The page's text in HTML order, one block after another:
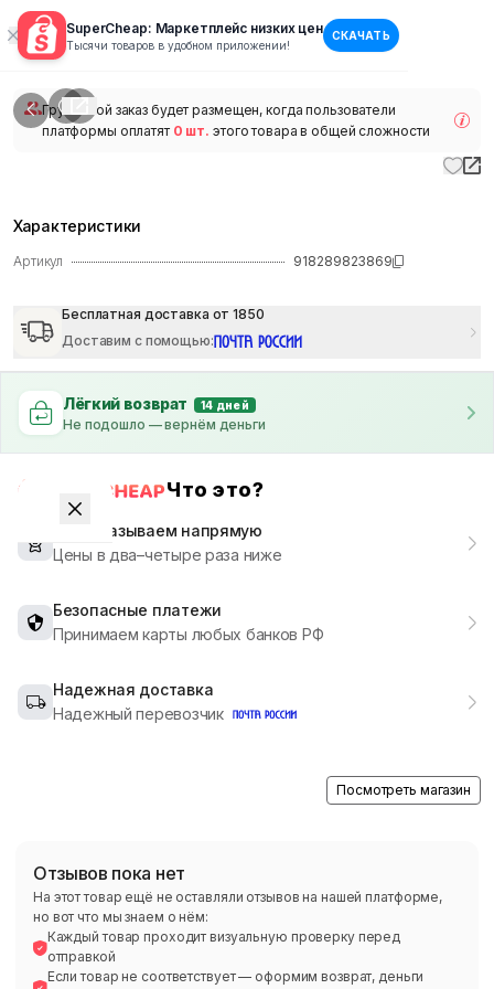
SuperCheap: Маркетплейс низких цен
Тысячи товаров в удобном приложении!
СКАЧАТЬ
1/
Групповой заказ будет размещен, когда пользователи
платформы оплатят 0 шт. этого товара в общей сложности
Характеристики
Артикул 918289823869
Бесплатная доставка от 1850
Доставим с помощью:
Лёгкий возврат 14 дней
Не подошло — вернём деньги
Что это?
Мы заказываем напрямую
Цены в два–четыре раза ниже
Безопасные платежи
Принимаем карты любых банков РФ
Надежная доставка
Надежный перевозчик
Посмотреть магазин
Отзывов пока нет
На этот товар ещё не оставляли отзывов на нашей платформе,
но вот что мы знаем о нём:
Каждый товар проходит визуальную проверку перед
отправкой
Если товар не соответствует — оформим возврат, деньги